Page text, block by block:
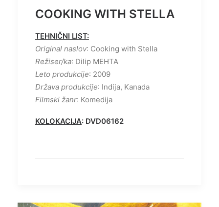
COOKING WITH STELLA
TEHNIČNI LIST:
Original naslov: Cooking with Stella
Režiser/ka: Dilip MEHTA
Leto produkcije: 2009
Država produkcije: Indija, Kanada
Filmski žanr: Komedija
KOLOKACIJA: DVD06162